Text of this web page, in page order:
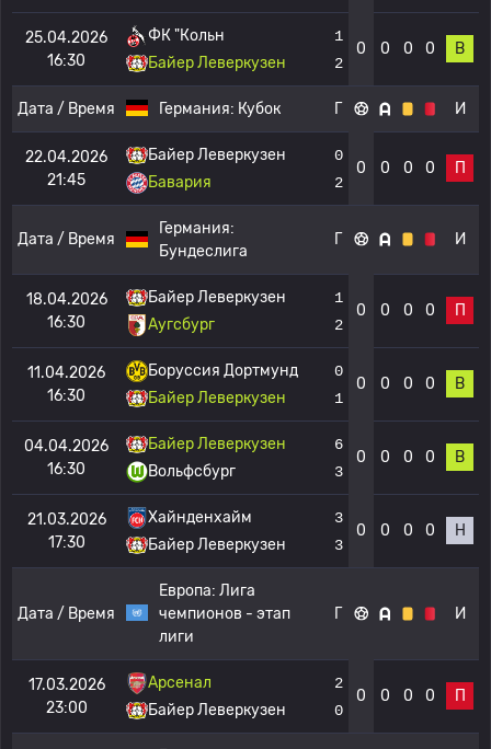
25.04.2026
16:30
ФК "Кольн
Байер Леверкузен
1
2
0 0 0 0 В
Дата / Время Германия: Кубок Г И
22.04.2026
21:45
Байер Леверкузен
Бавария
0
2
0 0 0 0 П
Дата / Время
Германия:
Бундеслига
Г И
18.04.2026
16:30
Байер Леверкузен
Аугсбург
1
2
0 0 0 0 П
11.04.2026
16:30
Боруссия Дортмунд
Байер Леверкузен
0
1
0 0 0 0 В
04.04.2026
16:30
Байер Леверкузен
Вольфсбург
6
3
0 0 0 0 В
21.03.2026
17:30
Хайнденхайм
Байер Леверкузен
3
3
0 0 0 0 Н
Дата / Время
Европа: Лига
чемпионов - этап
лиги
Г И
17.03.2026
23:00
Арсенал
Байер Леверкузен
2
0
0 0 0 0 П